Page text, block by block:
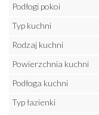
Podłogi pokoi
Typ kuchni
Rodzaj kuchni
Powierzchnia kuchni
Podłoga kuchni
Typ łazienki